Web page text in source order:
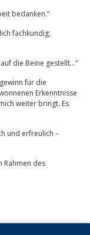
bedanken.“
fachkundig,
die Beine gestellt…“
für die
Erkenntnisse
weiter bringt. Es
und erfreulich –
Rahmen des